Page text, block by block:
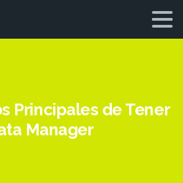
Principales de Tener
Manager